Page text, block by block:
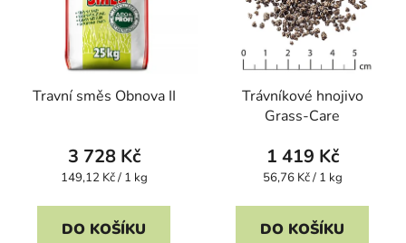
Travní směs Obnova II
3 728 Kč
Měrná
149,12 Kč / 1 kg
DO KOŠÍKU
Trávníkové hnojivo
Grass-Care
1 419 Kč
Měrná
56,76 Kč / 1 kg
DO KOŠÍKU